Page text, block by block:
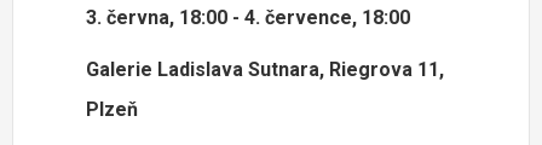
3. června, 18:00 - 4. července, 18:00
Galerie Ladislava Sutnara, Riegrova 11,
Plzeň